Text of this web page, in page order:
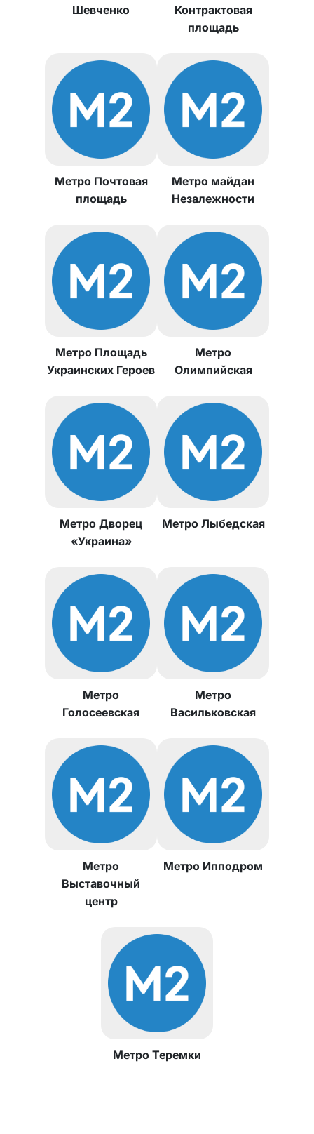
Шевченко
Контрактовая
площадь
Метро Почтовая
площадь
Метро майдан
Незалежности
Метро Площадь
Украинских Героев
Метро
Олимпийская
Метро Дворец
«Украина»
Метро Лыбедская
Метро
Голосеевская
Метро
Васильковская
Метро
Выставочный
центр
Метро Ипподром
Метро Теремки